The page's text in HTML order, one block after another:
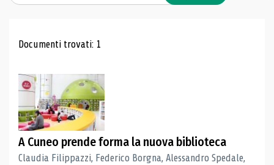
Risultati di ricerca
Documenti trovati: 1
A Cuneo prende forma la nuova biblioteca
Claudia Filippazzi, Federico Borgna, Alessandro Spedale,